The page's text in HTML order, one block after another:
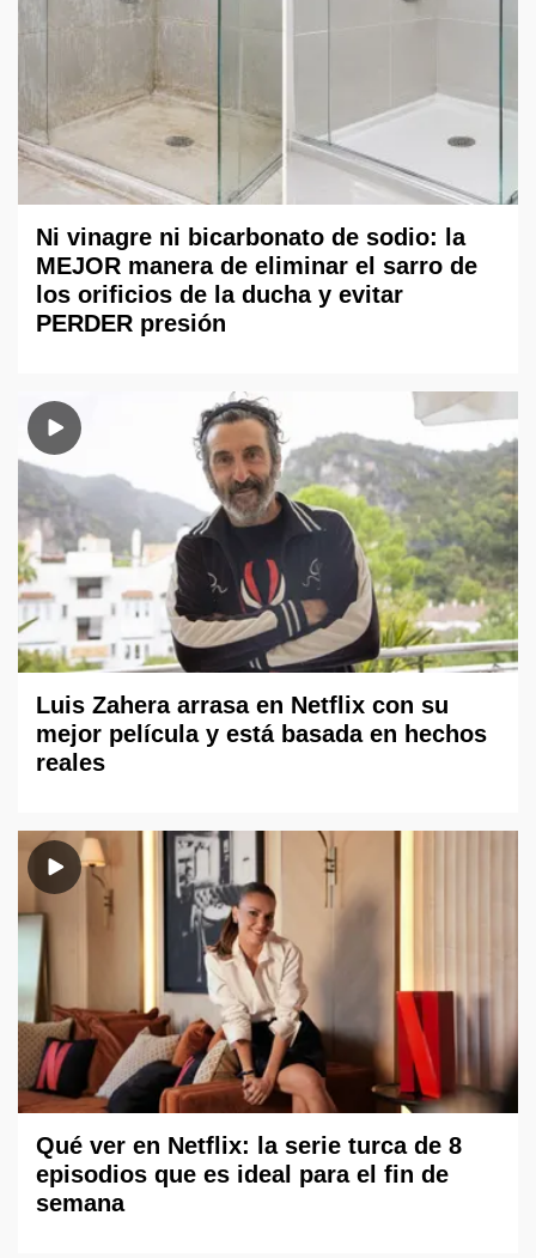
Ni vinagre ni bicarbonato de sodio: la
MEJOR manera de eliminar el sarro de
los orificios de la ducha y evitar
PERDER presión
Luis Zahera arrasa en Netflix con su
mejor película y está basada en hechos
reales
Qué ver en Netflix: la serie turca de 8
episodios que es ideal para el fin de
semana